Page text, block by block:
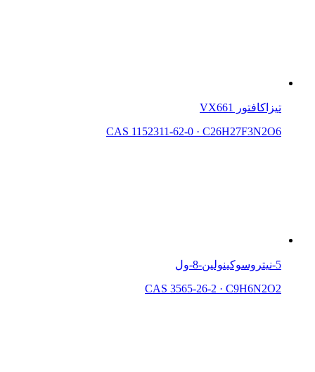
تيزاكافتور VX661
CAS 1152311-62-0 · C26H27F3N2O6
5-نيتروسوكينولين-8-ول
CAS 3565-26-2 · C9H6N2O2